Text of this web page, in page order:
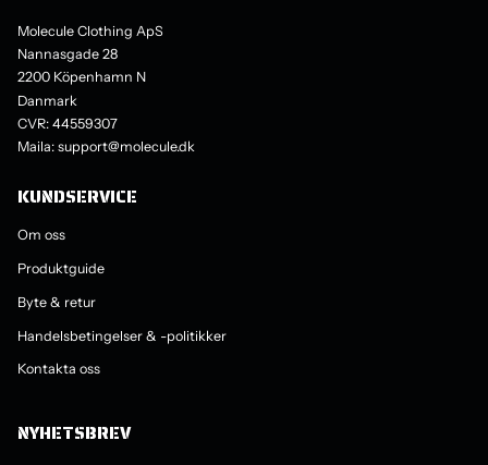
Molecule Clothing ApS
Nannasgade 28
2200 Köpenhamn N
Danmark
CVR: 44559307
Maila: support@molecule.dk
KUNDSERVICE
Om oss
Produktguide
Byte & retur
Handelsbetingelser & -politikker
Kontakta oss
NYHETSBREV